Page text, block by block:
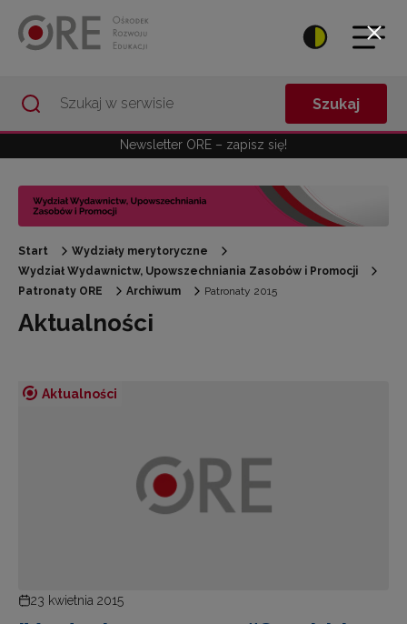
Szukaj
Newsletter ORE – zapisz się!
Start
Wydziały merytoryczne
Wydział Wydawnictw, Upowszechniania Zasobów i Promocji
Patronaty ORE
Archiwum Patronaty 2015
Aktualności
Aktualności
23 kwietnia 2015